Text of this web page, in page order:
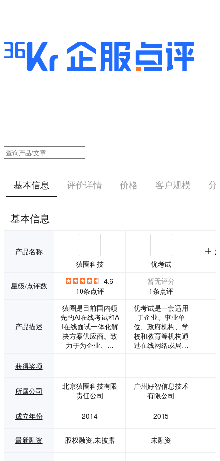
基本信息 评价详情 价格 客户规模 分
基本信息
产品名称
猿圈科技
优考试
星级/点评数
4.6
10条点评
暂无评分
1条点评
产品描述
猿圈是目前国内领
先的AI在线考试和A
I在线面试一体化解
决方案供应商。致
力于为企业、院
技术服务，目前已
累计超1000万考
生，凭借多年的卓
界的广泛赞誉和客
2020年始，基于特
优考试是一套适用
于企业、事业单
位、政府机构、学
校和教育等机构通
过在线网络或局域
题组织考试，支持
使用电脑答题、微
信答题、手机移动
完善的智能防作弊
面的数据分析功
获得奖项 - -
所属公司
北京猿圈科技有限
责任公司
广州好智信息技术
有限公司
成立年份 2014 2015
最新融资 股权融资,未披露 未融资